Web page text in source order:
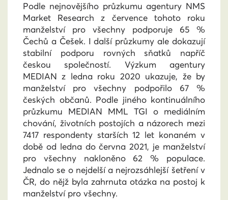
Podle nejnovějšího průzkumu agentury NMS
Market Research z července tohoto roku
manželství pro všechny podporuje 65 %
Čechů a Češek. I další průzkumy ale dokazují
stabilní podporu rovných sňatků napříč
českou společností. Výzkum agentury
MEDIAN z ledna roku 2020 ukazuje, že by
manželství pro všechny podpořilo 67 %
českých občanů. Podle jiného kontinuálního
průzkumu MEDIAN MML TGI o mediálním
chování, životních postojích a názorech mezi
7417 respondenty starších 12 let konaném v
době od ledna do června 2021, je manželství
pro všechny nakloněno 62 % populace.
Jednalo se o nejdelší a nejrozsáhlejší šetření v
ČR, do nějž byla zahrnuta otázka na postoj k
manželství pro všechny.